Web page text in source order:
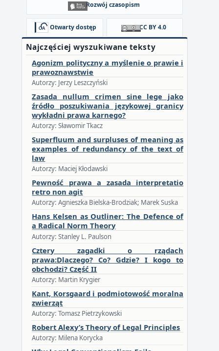
Rozwój czasopism
Otwarty dostęp CC BY 4.0
Najczęściej wyszukiwane teksty
Agonizm polityczny a myślenie o prawie i
prawoznawstwie
Autorzy: Jerzy Leszczyński
Zasada nullum crimen sine lege jako
źródło poszukiwania językowej granicy
wykładni prawa karnego?
Autorzy: Sławomir Tkacz
Superfluum and surpluses of meaning as
examples of redundancy of the text of
law
Autorzy: Maciej Kłodawski
Pewność prawa a zasada interpretatio
retro non agit
Autorzy: Agnieszka Bielska-Brodziak; Marek Suska
Hans Kelsen as Outliner: The Defence of
a Radical Norm Theory
Autorzy: Stanley L. Paulson
Cztery zagadki o rządach
prawa:Dlaczego? Co? Gdzie? I kogo to
obchodzi? Część II
Autorzy: Martin Krygier
Kant, Korsgaard i podmiotowość moralna
zwierząt
Autorzy: Tomasz Pietrzykowski
Robert Alexy’s Theory of Legal Principles
Autorzy: Milena Korycka